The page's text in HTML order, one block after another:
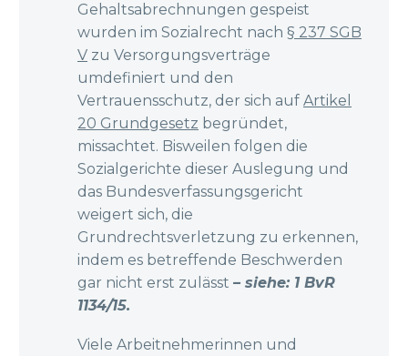
Gehaltsabrechnungen gespeist
wurden im Sozialrecht nach § 237 SGB
V zu Versorgungsverträge
umdefiniert und den
Vertrauensschutz, der sich auf Artikel
20 Grundgesetz begründet,
missachtet. Bisweilen folgen die
Sozialgerichte dieser Auslegung und
das Bundesverfassungsgericht
weigert sich, die
Grundrechtsverletzung zu erkennen,
indem es betreffende Beschwerden
gar nicht erst zulässt – siehe: 1 BvR
1134/15.
Viele Arbeitnehmerinnen und